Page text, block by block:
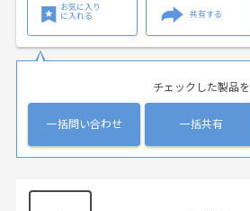
お気に入り
に入れる
共有する
チェックした製品を
一括問い合わせ 一括共有